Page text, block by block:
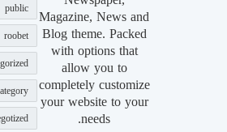
Magazine, News and
Blog theme. Packed
with options that
allow you to
completely customize
your website to your
needs.
public
roobet